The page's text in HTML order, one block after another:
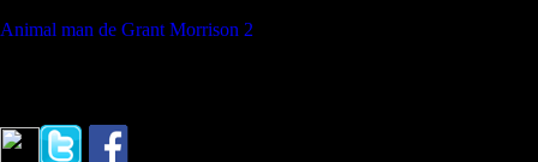
Animal man de Grant Morrison 2